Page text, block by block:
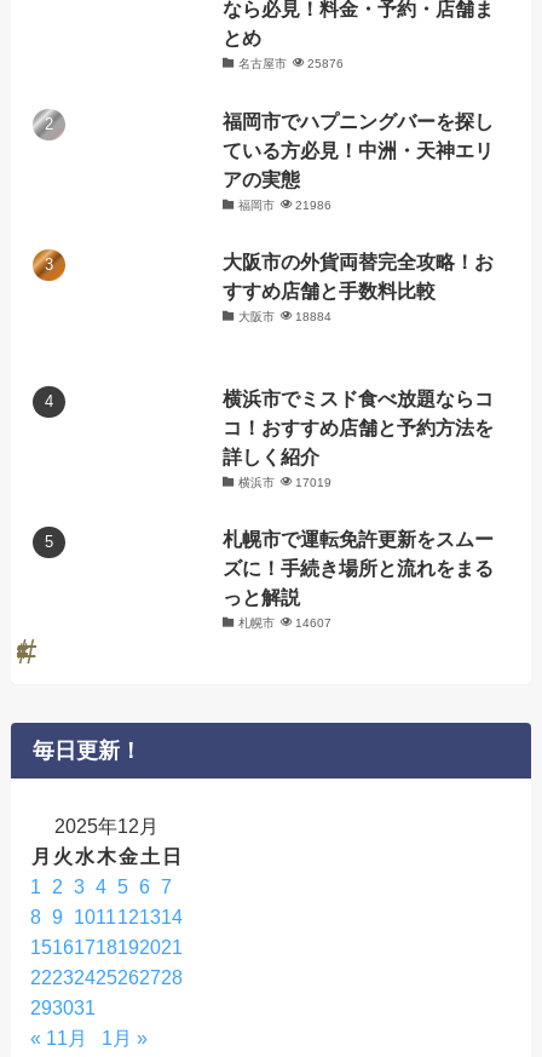
なら必見！料金・予約・店舗ま
とめ
名古屋市 25876
福岡市でハプニングバーを探し
ている方必見！中洲・天神エリ
アの実態
福岡市 21986
大阪市の外貨両替完全攻略！お
すすめ店舗と手数料比較
大阪市 18884
横浜市でミスド食べ放題ならコ
コ！おすすめ店舗と予約方法を
詳しく紹介
横浜市 17019
札幌市で運転免許更新をスムー
ズに！手続き場所と流れをまる
っと解説
札幌市 14607
毎日更新！
2025年12月
月 火 水木金土 日
1
2 3 4 5 6 7
8 9 1011121314
15161718192021
22232425262728
293031
« 11月
1月 »